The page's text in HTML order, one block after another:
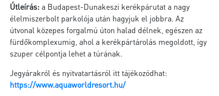
Útleírás: a Budapest-Dunakeszi kerékpárutat a nagy
élelmiszerbolt parkolója után hagyjuk el jobbra. Az
útvonal közepes forgalmú úton halad délnek, egészen az
fürdőkomplexumig, ahol a kerékpártárolás megoldott, így
szuper célpontja lehet a túrának.
Jegyárakról és nyitvatartásról itt tájékozódhat:
https://www.aquaworldresort.hu/